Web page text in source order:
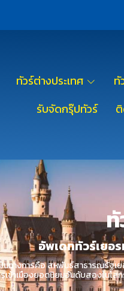
ทัวร์ต่างประเทศ ทั
รับจัดกรุ๊ปทัวร์
อัพเดททัวร์เยอ
นทางการคือ สหพันธ์สาธารณรัฐเ
เข้าเมืองยอดนิยมอันดับสองในโ